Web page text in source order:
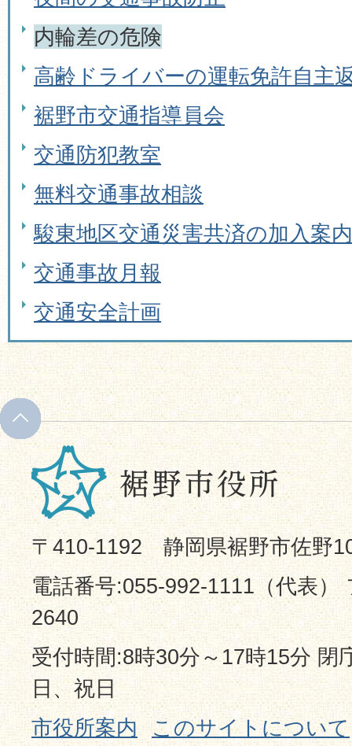
内輪差の危険
高齢ドライバーの運転免許自主
裾野市交通指導員会
交通防犯教室
無料交通事故相談
駿東地区交通災害共済の加入案内
交通事故月報
交通安全計画
〒410-1192 静岡県裾野市佐野
電話番号:055-992-1111（代表）
2640
受付時間:8時30分～17時15分 閉
日、祝日
市役所案内
このサイトについて